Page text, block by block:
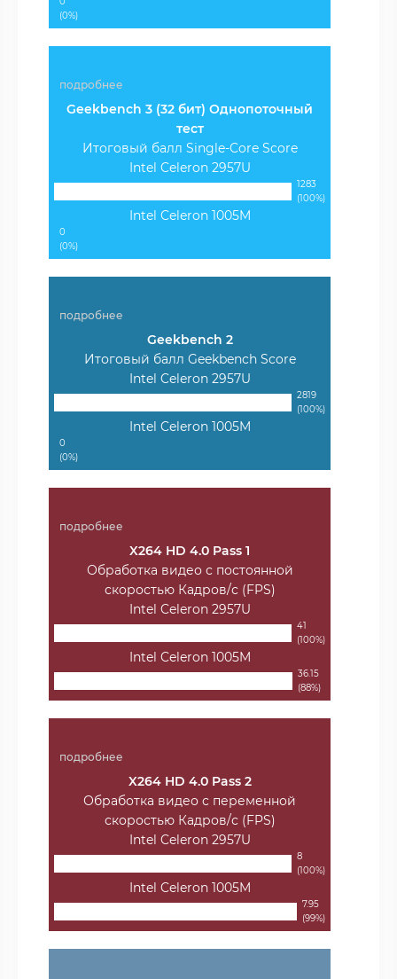
(0%)
подробнее
Geekbench 3 (32 бит) Однопоточный
тест
Итоговый балл Single-Core Score
Intel Celeron 2957U
1283
(100%)
Intel Celeron 1005M
0
(0%)
подробнее
Geekbench 2
Итоговый балл Geekbench Score
Intel Celeron 2957U
2819
(100%)
Intel Celeron 1005M
0
(0%)
подробнее
X264 HD 4.0 Pass 1
Обработка видео с постоянной
скоростью Кадров/с (FPS)
Intel Celeron 2957U
41
(100%)
Intel Celeron 1005M
36.15
(88%)
подробнее
X264 HD 4.0 Pass 2
Обработка видео с переменной
скоростью Кадров/с (FPS)
Intel Celeron 2957U
8
(100%)
Intel Celeron 1005M
7.95
(99%)